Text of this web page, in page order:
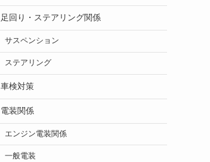
足回り・ステアリング関係
サスペンション
ステアリング
車検対策
電装関係
エンジン電装関係
一般電装